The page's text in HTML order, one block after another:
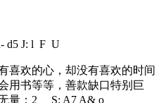
d5 J: l F U
喜欢的心，却没有喜欢的时间
用书等等，善款缺口特别巨
量： 2 _ S: A7 A& o